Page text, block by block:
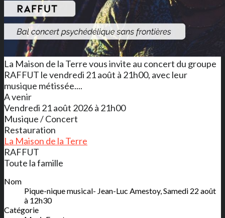
La Maison de la Terre vous invite au concert du groupe
RAFFUT le vendredi 21 août à 21h00, avec leur
musique métissée....
A venir
Vendredi 21 août 2026 à 21h00
Musique / Concert
Restauration
La Maison de la Terre
RAFFUT
Toute la famille
Nom
Pique-nique musical- Jean-Luc Amestoy, Samedi 22 août
à 12h30
Catégorie